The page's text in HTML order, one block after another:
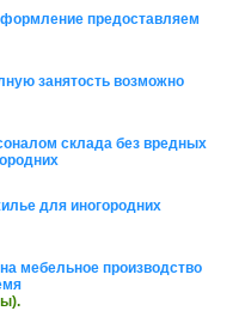
предоставляем
занятость возможно
склада без вредных
для иногородних
мебельное производство